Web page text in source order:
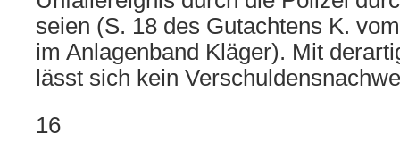
seien (S. 18 des Gutachtens K.
im Anlagenband Kläger). Mit
lässt sich kein
16